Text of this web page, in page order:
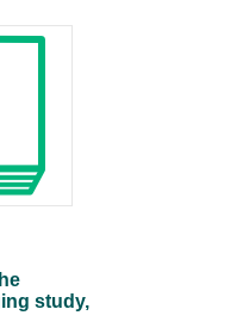
study,